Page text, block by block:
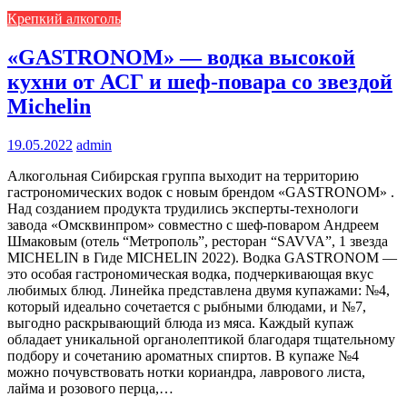
Крепкий алкоголь
«GASTRONOM» — водка высокой
кухни от АСГ и шеф-повара со звездой
Michelin
19.05.2022 admin
Алкогольная Сибирская группа выходит на территорию
гастрономических водок c новым брендом «GASTRONOM» .
Над созданием продукта трудились эксперты-технологи
завода «Омсквинпром» совместно с шеф-поваром Андреем
Шмаковым (отель “Метрополь”, ресторан “SAVVA”, 1 звезда
MICHELIN в Гиде MICHELIN 2022). Водка GASTRONOM —
это особая гастрономическая водка, подчеркивающая вкус
любимых блюд. Линейка представлена двумя купажами: №4,
который идеально сочетается с рыбными блюдами, и №7,
выгодно раскрывающий блюда из мяса. Каждый купаж
обладает уникальной органолептикой благодаря тщательному
подбору и сочетанию ароматных спиртов. В купаже №4
можно почувствовать нотки кориандра, лаврового листа,
лайма и розового перца,…